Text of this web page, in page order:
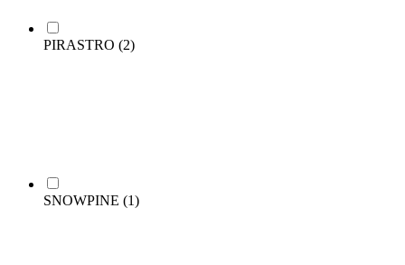
PIRASTRO (2)
SNOWPINE (1)